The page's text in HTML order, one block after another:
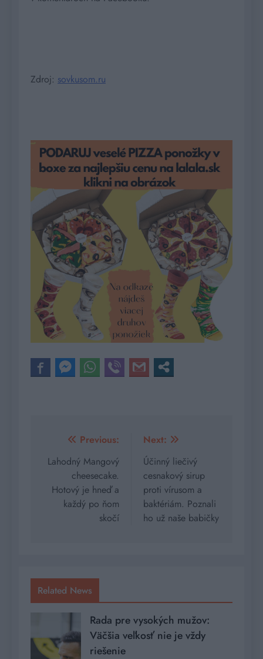
Zdroj: sovkusom.ru
Navigácia
v
článku
Previous:
Lahodný Mangový
cheesecake.
Hotový je hneď a
každý po ňom
skočí
Next:
Účinný liečivý
cesnakový sirup
proti vírusom a
baktériám. Poznali
ho už naše babičky
Related News
Rada pre vysokých mužov:
Väčšia veľkosť nie je vždy
riešenie